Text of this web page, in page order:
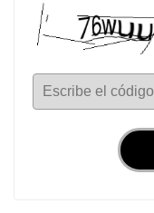
Escribe el código